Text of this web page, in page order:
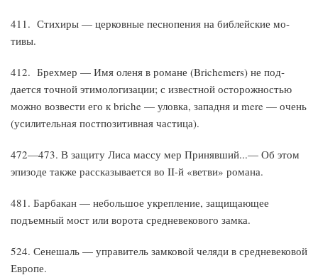
411. Стихиры — церковные песнопения на библейские мо­
тивы.
412. Брехмер — Имя оленя в романе (Brichemers) не под­
дается точной этимологизации; с известной осторожностью
можно возвести его к briche — уловка, западня и mere — очень
(усилительная постпозитивная частица).
472—473. В защиту Лиса массу мер Принявший...— Об этом
эпизоде также рассказывается во II-й «ветви» романа.
481. Барбакан — небольшое укрепление, защищающее
подъемный мост или ворота средневекового замка.
524. Сенешаль — управитель замковой челяди в средневеко­вой
Европе.